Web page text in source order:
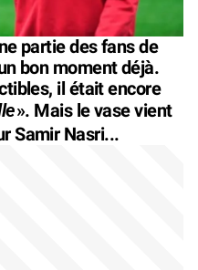
partie des fans de
bon moment déjà.
il était encore
». Mais le vase vient
Samir Nasri...